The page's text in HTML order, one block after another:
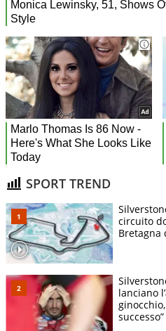
SPORT TREND
circuito
Bretagna
lanciano
successo”